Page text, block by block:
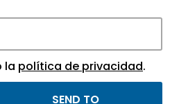
SL
la política de privacidad.